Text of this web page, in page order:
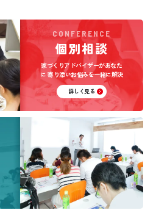
CONFERENCE
個別相談
家づくりアドバイザーがあなた
に寄り添いお悩みを一緒に解決
詳しく見る